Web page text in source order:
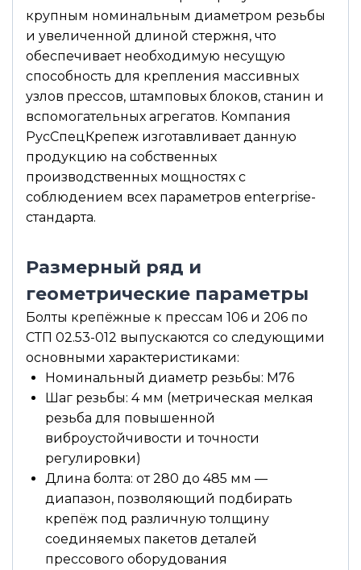
крупным номинальным диаметром резьбы
и увеличенной длиной стержня, что
обеспечивает необходимую несущую
способность для крепления массивных
узлов прессов, штамповых блоков, станин и
вспомогательных агрегатов. Компания
РусСпецКрепеж изготавливает данную
продукцию на собственных
производственных мощностях с
соблюдением всех параметров enterprise-
стандарта.
Размерный ряд и
геометрические параметры
Болты крепёжные к прессам 106 и 206 по
СТП 02.53-012 выпускаются со следующими
основными характеристиками:
Номинальный диаметр резьбы: М76
Шаг резьбы: 4 мм (метрическая мелкая
резьба для повышенной
виброустойчивости и точности
регулировки)
Длина болта: от 280 до 485 мм —
диапазон, позволяющий подбирать
крепёж под различную толщину
соединяемых пакетов деталей
прессового оборудования